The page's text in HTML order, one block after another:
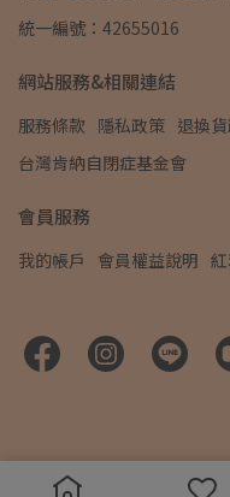
統一編號：42655016
網站服務&相關連結
服務條款 隱私政策 退換
台灣肯納自閉症基金會
會員服務
我的帳戶 會員權益說明